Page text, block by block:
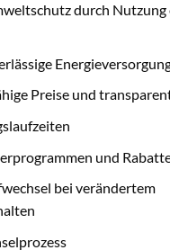
durch
Preise und
und
bei verändertem